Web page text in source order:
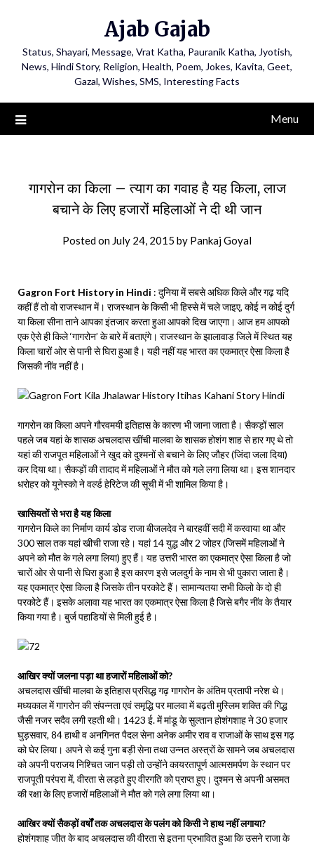
Ajab Gajab
Status, Shayari, Message, Vrat Katha, Pauranik Katha, Jyotish,
News, Hindi Story, Religion, Health, Poem, Jokes, Kavita, Geet,
Gazal, Wishes, SMS, Interesting Facts
Menu
गागरोन का किला – त्याग का गवाह है यह किला, लाज
बचाने के लिए हजारों महिलाओं ने दी थी जान
Posted on July 24, 2015 by Pankaj Goyal
Gagron Fort History in Hindi : दुनिया में सबसे अधिक किले और गढ़ यदि
कहीं हैं तो वो राजस्थान में। राजस्थान के किसी भी हिस्से में चले जाइए, कोई न कोई दुर्ग
या किला सीना ताने आपका इंतजार करता हुआ आपको दिख जाएगा। आज हम आपको
एक ऐसे ही किले ‘गागरोन’ के बारे में बताएंगे। राजस्थान के झालावाड़ जिले में स्थित यह
किला चारों ओर से पानी से घिरा हुआ है। यही नहीं यह भारत का एकमात्र ऐसा किला है
जिसकी नींव नहीं है।
गागरोन का किला अपने गौरवमयी इतिहास के कारण भी जाना जाता है। सैकड़ों साल
पहले जब यहां के शासक अचलदास खींची मालवा के शासक होशंग शाह से हार गए थे तो
यहां की राजपूत महिलाओं ने खुद को दुश्मनों से बचाने के लिए जौहर (जिंदा जला दिया)
कर दिया था। सैकड़ों की तादाद में महिलाओं ने मौत को गले लगा लिया था। इस शानदार
धरोहर को यूनेस्को ने वर्ल्ड हेरिटेज की सूची में भी शामिल किया है।
खासियतों से भरा है यह किला
गागरोन किले का निर्माण कार्य डोड राजा बीजलदेव ने बारहवीं सदी में करवाया था और
300 साल तक यहां खीची राजा रहे। यहां 14 युद्ध और 2 जोहर (जिसमें महिलाओं ने
अपने को मौत के गले लगा लिया) हुए हैं। यह उत्तरी भारत का एकमात्र ऐसा किला है जो
चारों ओर से पानी से घिरा हुआ है इस कारण इसे जलदुर्ग के नाम से भी पुकारा जाता है।
यह एकमात्र ऐसा किला है जिसके तीन परकोटे हैं। सामान्यतया सभी किलो के दो ही
परकोटे हैं। इसके अलावा यह भारत का एकमात्र ऐसा किला है जिसे बगैर नींव के तैयार
किया गया है। बुर्ज पहाडियों से मिली हुई है।
आखिर क्यों जलना पड़ा था हजारों महिलाओं को?
अचलदास खींची मालवा के इतिहास प्रसिद्ध गढ़ गागरोन के अंतिम प्रतापी नरेश थे।
मध्यकाल में गागरोन की संपन्नता एवं समृद्धि पर मालवा में बढ़ती मुस्लिम शक्ति की गिद्ध
जैसी नजर सदैव लगी रहती थी। 1423 ई. में मांडू के सुल्तान होशंगशाह ने 30 हजार
घुड़सवार, 84 हाथी व अनगिनत पैदल सेना अनेक अमीर राव व राजाओं के साथ इस गढ़
को घेर लिया। अपने से कई गुना बड़ी सेना तथा उन्नत अस्त्रों के सामने जब अचलदास
को अपनी पराजय निश्चित जान पड़ी तो उन्होंने कायरतापूर्ण आत्मसमर्पण के स्थान पर
राजपूती परंपरा में, वीरता से लड़ते हुए वीरगति को प्राप्त हुए। दुश्मन से अपनी असमत
की रक्षा के लिए हजारों महिलाओं ने मौत को गले लगा लिया था।
आखिर क्यों सैकड़ों वर्षों तक अचलदास के पलंग को किसी ने हाथ नहीं लगाया?
होशंगशाह जीत के बाद अचलदास की वीरता से इतना प्रभावित हुआ कि उसने राजा के